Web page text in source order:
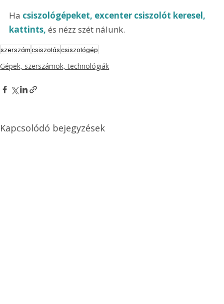
Ha csiszológépeket, excenter csiszolót keresel,
kattints, és nézz szét nálunk.
szerszámcsiszoláscsiszológép
Gépek, szerszámok, technológiák
Kapcsolódó bejegyzések